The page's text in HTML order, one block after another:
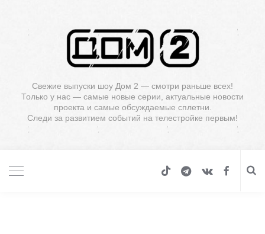
Свежие выпуски шоу Дом 2 — смотри раньше всех!
Только у нас — самые новые серии, актуальные новости
проекта и самые обсуждаемые сплетни.
Следи за развитием событий на телестройке первым!